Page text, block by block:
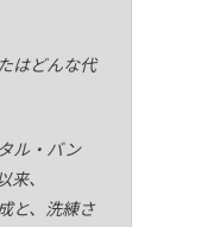
はどんな代
ル・バン
来、
と、洗練さ